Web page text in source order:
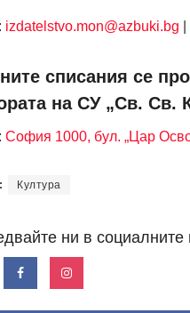
izdatelstvo.mon@azbuki.bg
списания се
на СУ „Св. Св.
София 1000, бул. „Цар
Култура
ни в